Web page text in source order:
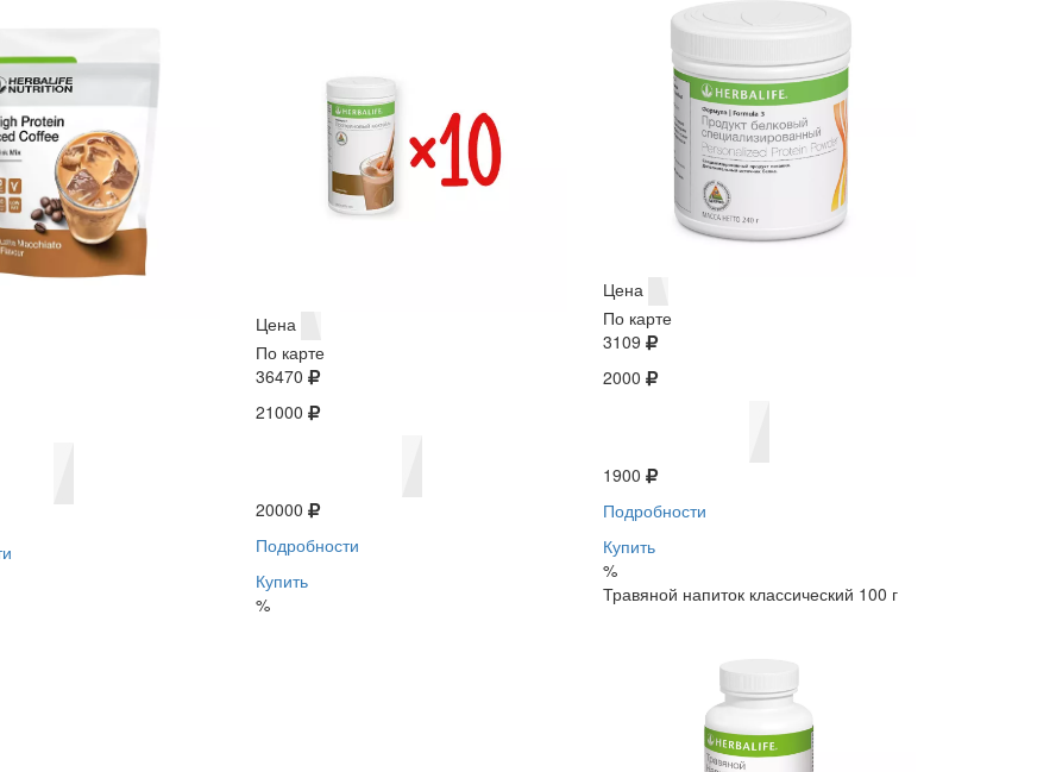
Цена
По карте
36470
21000
20000
Подробности
Купить
%
Цена
По карте
3109
2000
1900
Подробности
Купить
%
Травяной напиток классический 100 г